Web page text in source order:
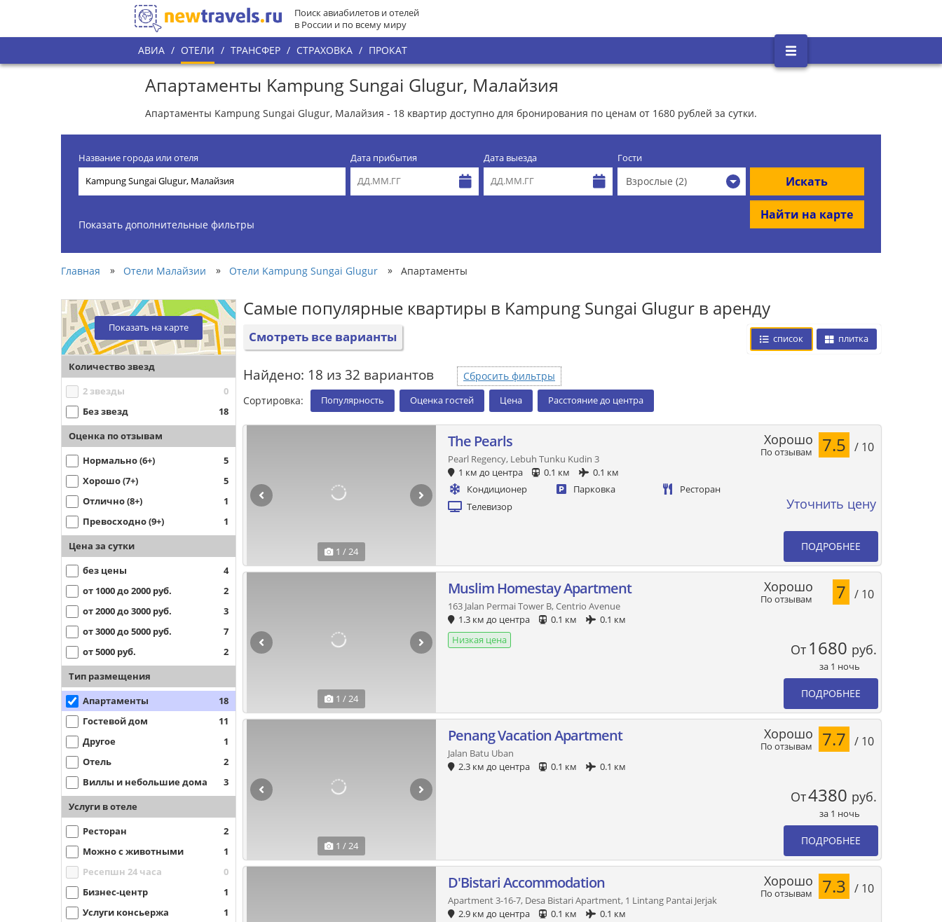
Поиск авиабилетов и отелей
в России и по всему миру
АВИА / ОТЕЛИ / ТРАНСФЕР / СТРАХОВКА / ПРОКАТ
Апартаменты Kampung Sungai Glugur, Малайзия
Апартаменты Kampung Sungai Glugur, Малайзия - 18 квартир доступно для бронирования по ценам от 1680 рублей за сутки.
Название города или отеля Дата прибытия Дата выезда Гости
Взрослые (2) Искать
Найти на карте
Показать дополнительные фильтры
Главная » Отели Малайзии » Отели Kampung Sungai Glugur » Апартаменты
Показать на карте
Количество звезд
2 звезды
0
Без звезд
18
Оценка по отзывам
Нормально (6+)
5
Хорошо (7+)
5
Отлично (8+)
1
Превосходно (9+)
1
Цена за сутки
без цены
4
от 1000 до 2000 руб.
2
от 2000 до 3000 руб.
3
от 3000 до 5000 руб.
7
от 5000 руб.
2
Тип размещения
Апартаменты
18
Гостевой дом
11
Другое
1
Отель
2
Виллы и небольшие дома
3
Услуги в отеле
Ресторан
2
Можно с животными
1
Ресепшн 24 часа
0
Бизнес-центр
1
Услуги консьержа
1
Самые популярные квартиры в Kampung Sungai Glugur в аренду
Смотреть все варианты список плитка
Найдено: 18 из 32 вариантов
Сбросить фильтры
Сортировка:
Популярность Оценка гостей Цена Расстояние до центра
1 / 24
The Pearls
Pearl Regency, Lebuh Tunku Kudin 3
1 км до центра
0.1 км
0.1 км
Кондиционер
Парковка
Ресторан
Телевизор
По отзывам
Хорошо 7.5 / 10
Уточнить цену
ПОДРОБНЕЕ
1 / 24
Muslim Homestay Apartment
163 Jalan Permai Tower B, Centrio Avenue
1.3 км до центра
0.1 км
0.1 км
Низкая цена
По отзывам
Хорошо 7 / 10
От 1680 руб.
за 1 ночь
ПОДРОБНЕЕ
1 / 24
Penang Vacation Apartment
Jalan Batu Uban
2.3 км до центра
0.1 км 0.1 км
По отзывам
Хорошо 7.7 / 10
От4380 руб.
за 1 ночь
ПОДРОБНЕЕ
D'Bistari Accommodation
Apartment 3-16-7, Desa Bistari Apartment, 1 Lintang Pantai Jerjak
2.9 км до центра
0.1 км
0.1 км
По отзывам
Хорошо 7.3 / 10